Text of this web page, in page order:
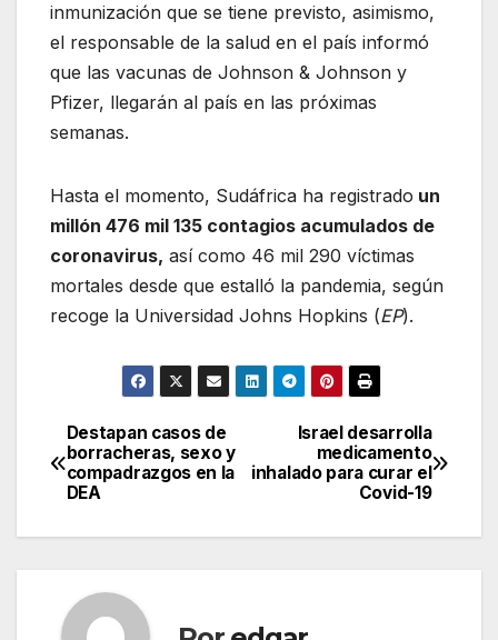
inmunización que se tiene previsto, asimismo,
el responsable de la salud en el país informó
que las vacunas de Johnson & Johnson y
Pfizer, llegarán al país en las próximas
semanas.
Hasta el momento, Sudáfrica ha registrado un
millón 476 mil 135 contagios acumulados de
coronavirus, así como 46 mil 290 víctimas
mortales desde que estalló la pandemia, según
recoge la Universidad Johns Hopkins (EP).
Navegación
de
entradas
Israel desarrolla
medicamento
inhalado para curar el
Covid-19
Destapan casos de
borracheras, sexo y
compadrazgos en la
DEA